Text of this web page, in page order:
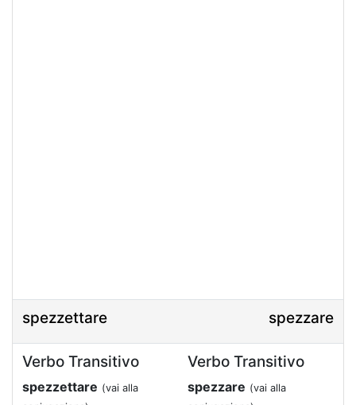
spezzettare spezzare
Verbo Transitivo
spezzettare (vai alla
Verbo Transitivo
spezzare (vai alla